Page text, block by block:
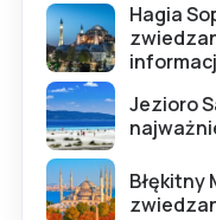
Hagia
Jezioro
Błękitny